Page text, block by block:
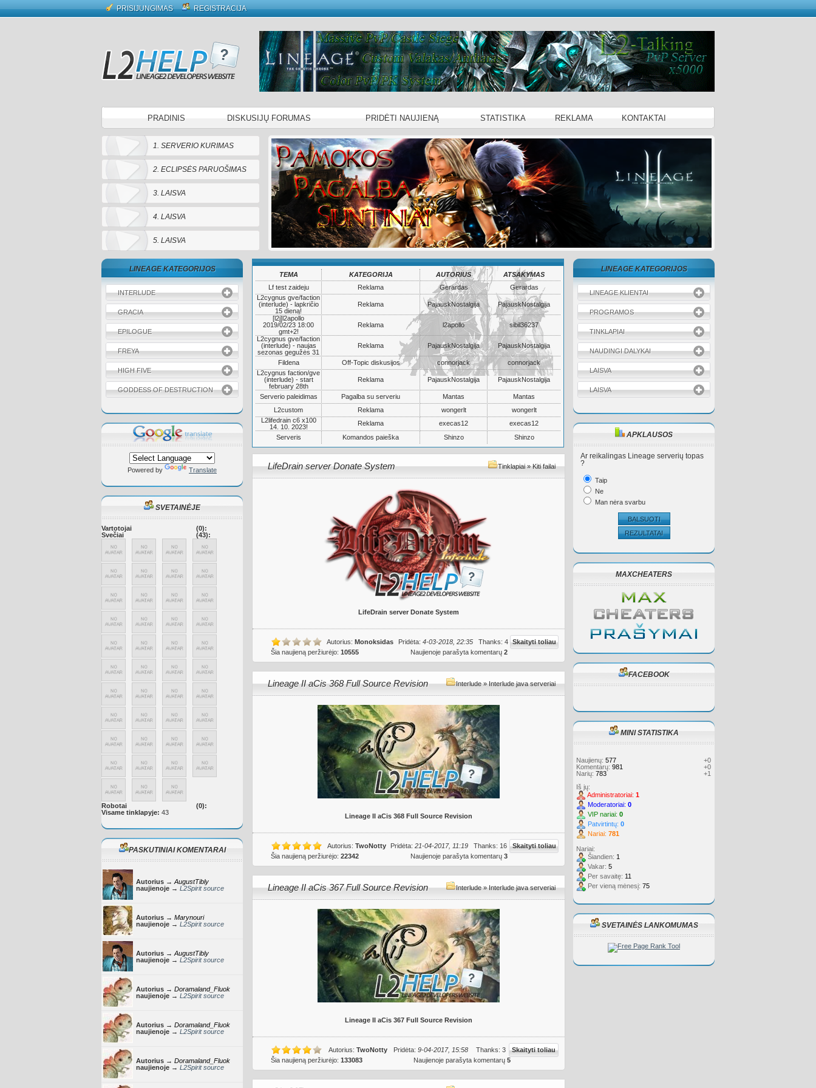
PRISIJUNGIMAS REGISTRACIJA
PRADINIS DISKUSIJŲ FORUMAS PRIDĖTI NAUJIENĄ STATISTIKA REKLAMA KONTAKTAI
1. SERVERIO KURIMAS
2. ECLIPSĖS PARUOŠIMAS
3. LAISVA
4. LAISVA
5. LAISVA
LINEAGE KATEGORIJOS
INTERLUDE
GRACIA
EPILOGUE
FREYA
HIGH FIVE
GODDESS OF DESTRUCTION
Powered by Translate
SVETAINĖJE
Vartotojai
(0):
Svečiai
(43):
Robotai
(0):
Visame tinklapyje: 43
PASKUTINIAI KOMENTARAI
Autorius → AugustTibly
naujienoje → L2Spirit source
Autorius → Marynouri
naujienoje → L2Spirit source
Autorius → AugustTibly
naujienoje → L2Spirit source
Autorius → Doramaland_Fluok
naujienoje → L2Spirit source
Autorius → Doramaland_Fluok
naujienoje → L2Spirit source
Autorius → Doramaland_Fluok
naujienoje → L2Spirit source
TEMA KATEGORIJA AUTORIUS
ATSAKYMAS
Lf test zaideju
Reklama Gerardas
Gerardas
L2cygnus gve/faction
(interlude) - lapkričio
15 dieną!
Reklama PajauskNostalgija
PajauskNostalgija
[l2j]l2apollo
2019/02/23 18:00
gmt+2!
Reklama l2apollo
sibil36237
L2cygnus gve/faction
(interlude) - naujas
sezonas gegužės 31
Reklama PajauskNostalgija PajauskNostalgija
Fildena Off-Topic diskusijos connorjack
connorjack
L2cygnus faction/gve
(interlude) - start
february 28th
Reklama PajauskNostalgija PajauskNostalgija
Serverio paleidimas Pagalba su serveriu Mantas
Mantas
L2custom
Reklama wongerlt
wongerlt
L2lifedrain c6 x100
14. 10. 2023!
Reklama execas12
execas12
Serveris
Komandos paieška Shinzo Shinzo
LifeDrain server Donate System Tinklapiai»Kiti failai
LifeDrain server Donate System
Autorius: Monoksidas Pridėta: 4-03-2018, 22:35 Thanks: 4 Skaityti toliau
Šia naujieną peržiurėjo: 10555 Naujienoje parašyta komentarų 2
Lineage II aCis 368 Full Source Revision Interlude»Interlude java serveriai
Lineage II aCis 368 Full Source Revision
Autorius: TwoNotty Pridėta: 21-04-2017, 11:19 Thanks: 16
Skaityti toliau
Šia naujieną peržiurėjo: 22342 Naujienoje parašyta komentarų 3
Lineage II aCis 367 Full Source Revision Interlude»Interlude java serveriai
Lineage II aCis 367 Full Source Revision
Autorius: TwoNotty Pridėta: 9-04-2017, 15:58 Thanks: 3
Skaityti toliau
Šia naujieną peržiurėjo: 133083 Naujienoje parašyta komentarų 5
LINEAGE KATEGORIJOS
LINEAGE KLIENTAI
PROGRAMOS
TINKLAPIAI
NAUDINGI DALYKAI
LAISVA
LAISVA
APKLAUSOS
Ar reikalingas Lineage serverių topas
?
Taip
Ne
Man nėra svarbu
BALSUOTI
REZULTATAI
MAXCHEATERS
FACEBOOK
MINI STATISTIKA
+0
Naujienų: 577
+0
Komentarų: 981
+1
Narių: 783
Iš jų:
Administratoriai: 1
Moderatoriai: 0
VIP nariai: 0
Patvirtintų: 0
Nariai: 781
Nariai:
Šiandien: 1
Vakar: 5
Per savaitę: 11
Per vieną mėnesį: 75
SVETAINĖS LANKOMUMAS